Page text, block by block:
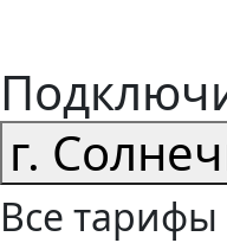
г.
Все тарифы